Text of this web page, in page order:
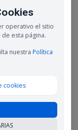
en
en
operativo el sitio
esta página.
nuestra Política
cookies